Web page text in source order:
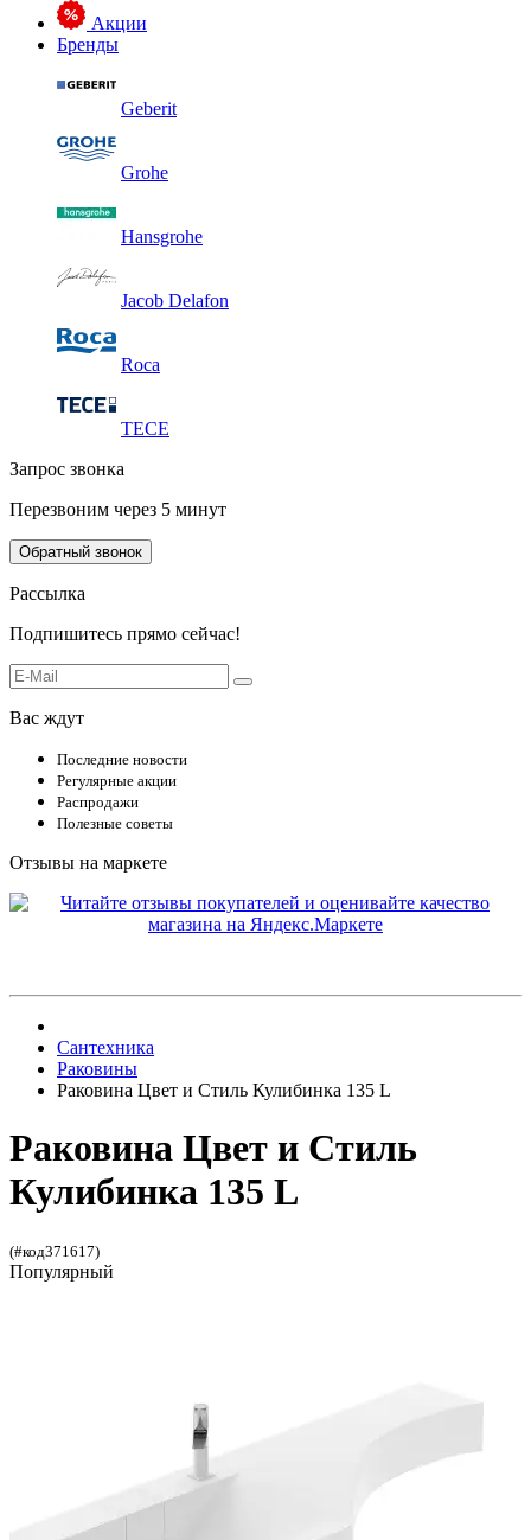
Акции
Бренды
Geberit
Grohe
Hansgrohe
Jacob Delafon
Roca
TECE
Запрос звонка
Перезвоним через 5 минут
Обратный звонок
Рассылка
Подпишитесь прямо сейчас!
Вас ждут
Последние новости
Регулярные акции
Распродажи
Полезные советы
Отзывы на маркете
Сантехника
Раковины
Раковина Цвет и Стиль Кулибинка 135 L
Раковина Цвет и Стиль
Кулибинка 135 L
(#код371617)
Популярный